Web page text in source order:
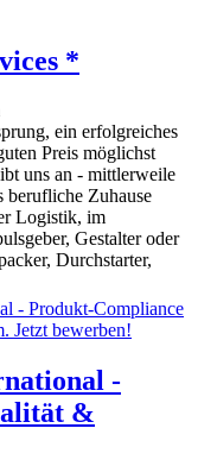
*
ein erfolgreiches
Preis möglichst
uns an - mittlerweile
Zuhause
Logistik, im
Gestalter oder
Durchstarter,
-
&